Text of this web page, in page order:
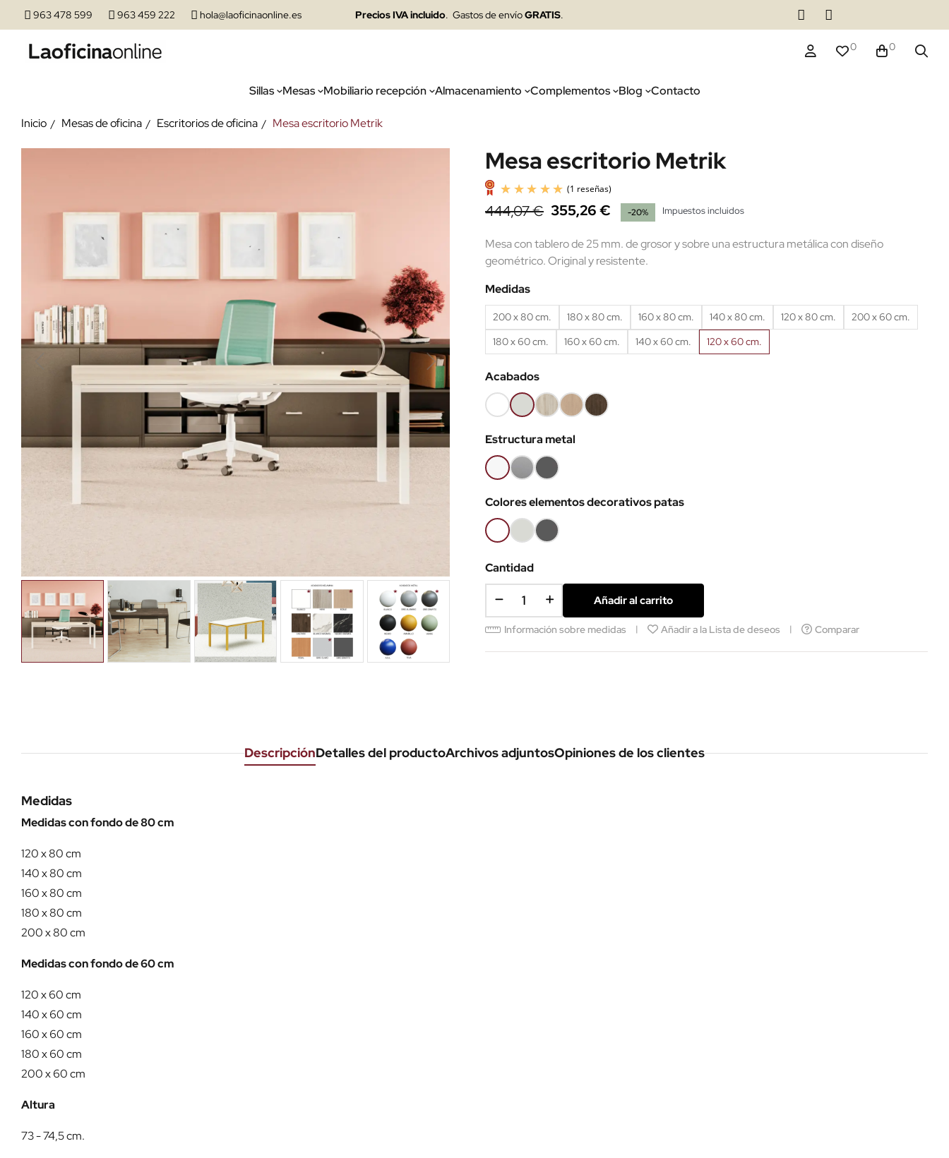
963 478 599 963 459 222 hola@laoficinaonline.es Precios IVA incluido. Gastos de envíoGRATIS.
0 0
Sillas Mesas Mobiliario recepción Almacenamiento Complementos Blog Contacto
Inicio Mesas de oficina Escritorios de oficina Mesa escritorio Metrik
Mesa escritorio Metrik
444,07 € 355,26 € -20% Impuestos incluidos
Mesa con tablero de 25 mm. de grosor y sobre una estructura metálica con diseño
geométrico. Original y resistente.
Medidas
200 x 80 cm. 180 x 80 cm. 160 x 80 cm. 140 x 80 cm. 120 x 80 cm.
200 x 60 cm.
180 x 60 cm.
160 x 60 cm. 140 x 60 cm. 120 x 60 cm.
Acabados
Blanco
68
Gris
61
Haya
52
Roble
60
Castaño
53
Estructura metal
BlancoGris
aluminio
Gris
grafito
Colores elementos decorativos patas
BlancoGris Grafito
Cantidad
Añadir al carrito
Información sobre medidas Añadir a la Lista de deseos Comparar
DescripciónDetalles del productoArchivos adjuntosOpiniones de los clientes
Medidas
Medidas con fondo de 80 cm
120 x 80 cm
140 x 80 cm
160 x 80 cm
180 x 80 cm
200 x 80 cm
Medidas con fondo de 60 cm
120 x 60 cm
140 x 60 cm
160 x 60 cm
180 x 60 cm
200 x 60 cm
Altura
73 - 74,5 cm.